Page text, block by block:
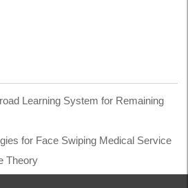
Learning System for Remaining
for Face Swiping Medical Service
Theory